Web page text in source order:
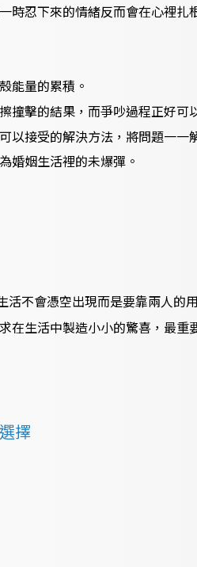
忍下來的情緒反而會在心裡
能量的累積。
撞擊的結果，而爭吵過程正好
接受的解決方法，將問題一
婚姻生活裡的未爆彈。
活不會憑空出現而是要靠兩人
生活中製造小小的驚喜，最重
擇